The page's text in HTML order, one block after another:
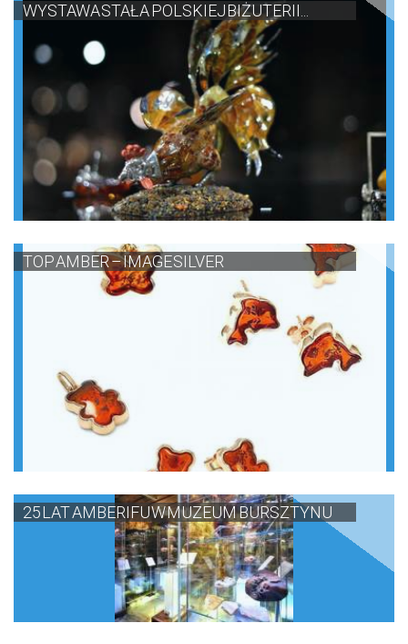
WYSTAWA STAŁA POLSKIEJ BIŻUTERII...
TOP AMBER – IMAGE SILVER
25 LAT AMBERIFU W MUZEUM BURSZTYNU